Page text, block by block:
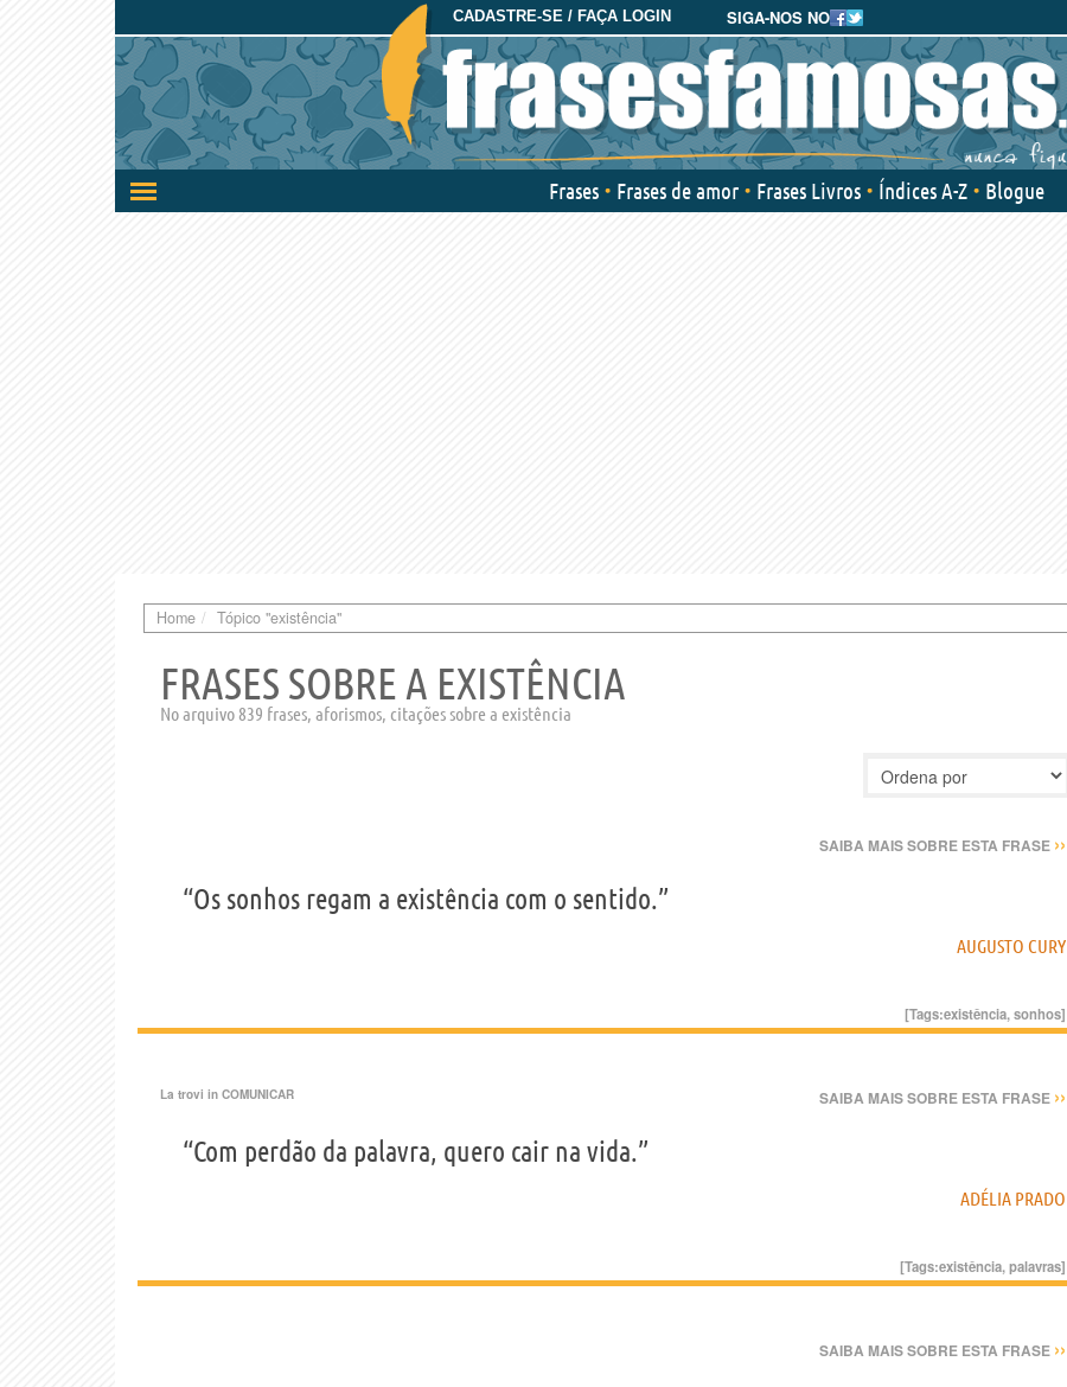
SIGA-NOS NO
CADASTRE-SE / FAÇA LOGIN
Ativar/desativar
a
Frases Frases de amor Frases Livros Índices A-Z Blogue
Home Tópico "existência"
FRASES SOBRE A EXISTÊNCIA
No arquivo 839 frases, aforismos, citações sobre a existência
SAIBA MAIS SOBRE ESTA FRASE ››
“Os sonhos regam a existência com o sentido.”
AUGUSTO CURY
[Tags:existência,sonhos]
La trovi in COMUNICAR SAIBA MAIS SOBRE ESTA FRASE ››
“Com perdão da palavra, quero cair na vida.”
ADÉLIA PRADO
[Tags:existência,palavras]
SAIBA MAIS SOBRE ESTA FRASE ››